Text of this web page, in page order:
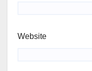
Website